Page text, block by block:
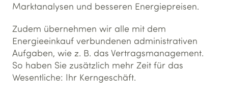
Marktanalysen und besseren Energiepreisen.
Zudem übernehmen wir alle mit dem
Energieeinkauf verbundenen administrativen
Aufgaben, wie z. B. das Vertragsmanagement.
So haben Sie zusätzlich mehr Zeit für das
Wesentliche: Ihr Kerngeschäft.